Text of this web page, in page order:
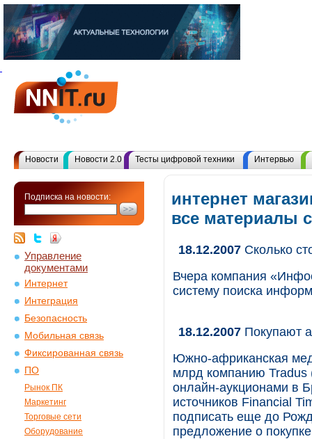
Новости Новости 2.0 Тесты цифровой техники Интервью
Подписка на новости:
Управление
документами
Интернет
Интеграция
Безопасность
Мобильная связь
Фиксированная связь
ПО
Рынок ПК
Маркетинг
Торговые сети
Оборудование
интернет
все материалы
18.12.2007 Сколько
Вчера компания
систему поиска
18.12.2007 Покупают
Южно-африканская
млрд компанию
онлайн-аукционами в
источников Financial
подписать еще до
предложение о